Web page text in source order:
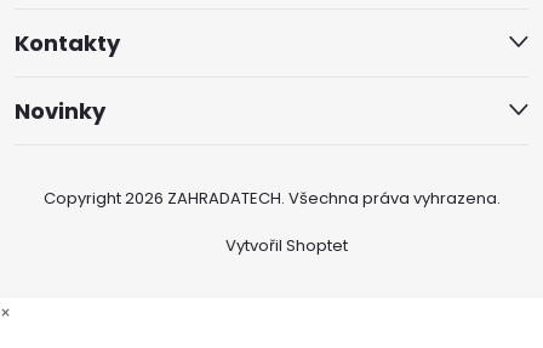
Kontakty
Novinky
Vytvořil Shoptet
Copyright 2026 ZAHRADATECH. Všechna práva vyhrazena.
×